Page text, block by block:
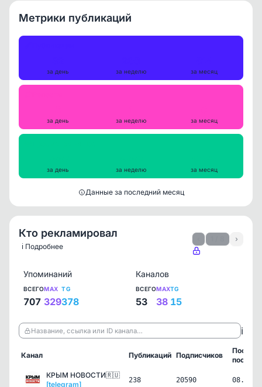
Метрики публикаций
за день за неделю за месяц
за день за неделю за месяц
за день за неделю за месяц
Данные за последний месяц
Кто рекламировал
ℹ️ Подробнее
›
Упоминаний
ВСЕГО
707
MAX
329
TG
378
Каналов
ВСЕГО
53
MAX
38
TG
15
Название, ссылка или ID канала… ℹ️
Канал Публикаций Подписчиков
пост
КРЫМ НОВОСТИ🇷🇺
[telegram]
238 20590